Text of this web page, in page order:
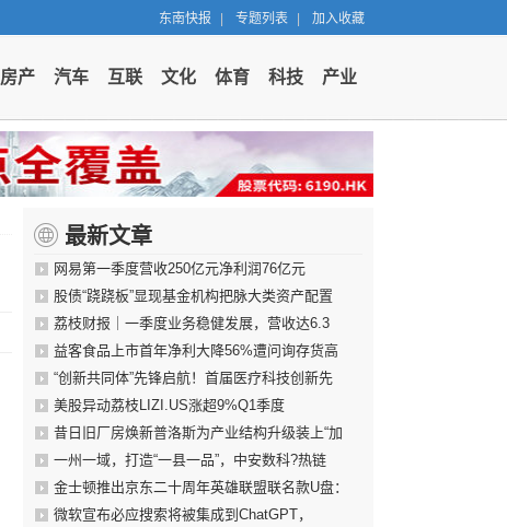
东南快报 专题列表 加入收藏
房产 汽车 互联 文化 体育 科技 产业
最新文章
网易第一季度营收250亿元净利润76亿元
股债“跷跷板”显现基金机构把脉大类资产配置
荔枝财报｜一季度业务稳健发展，营收达6.3
益客食品上市首年净利大降56%遭问询存货高
“创新共同体”先锋启航！首届医疗科技创新先
美股异动荔枝LIZI.US涨超9%Q1季度
昔日旧厂房焕新普洛斯为产业结构升级装上“加
一州一域，打造“一县一品”，中安数科?热链
金士顿推出京东二十周年英雄联盟联名款U盘：
微软宣布必应搜索将被集成到ChatGPT，